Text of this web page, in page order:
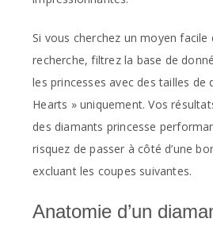
Si vous cherchez un moyen facile
recherche, filtrez la base de
les princesses avec des tailles de
Hearts » uniquement. Vos
des diamants princesse
risquez de passer à côté d’une
excluant les coupes suivantes.
Anatomie d’un